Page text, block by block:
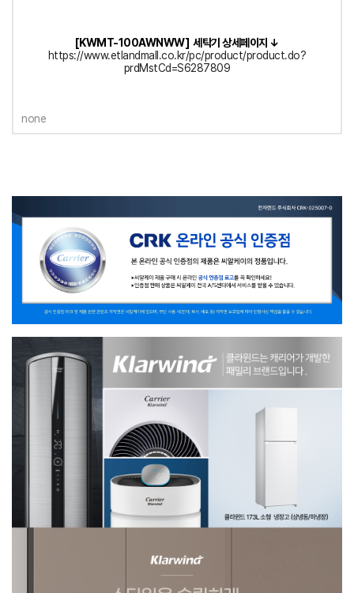
[KWMT-100AWNWW] 세탁기 상세페이지 ↓
https://www.etlandmall.co.kr/pc/product/product.do?
prdMstCd=S6287809